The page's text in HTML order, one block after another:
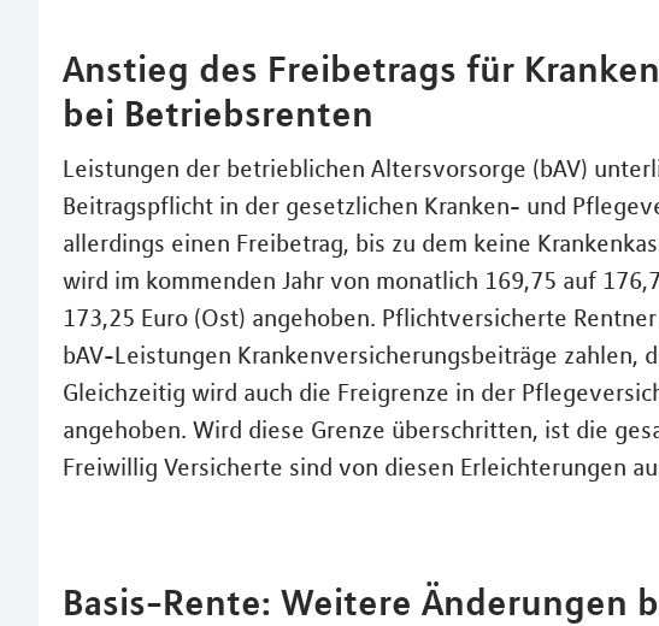
Anstieg des Freibetrags für
bei Betriebsrenten
Leistungen der betrieblichen Altersvorsorge (bAV)
Beitragspflicht in der gesetzlichen Kranken- und
allerdings einen Freibetrag, bis zu dem keine
wird im kommenden Jahr von monatlich 169,75 auf
173,25 Euro (Ost) angehoben. Pflichtversicherte
bAV-Leistungen Krankenversicherungsbeiträge zahlen,
Gleichzeitig wird auch die Freigrenze in der
angehoben. Wird diese Grenze überschritten, ist die
Freiwillig Versicherte sind von diesen Erleichterungen
Basis-Rente: Weitere Änderungen